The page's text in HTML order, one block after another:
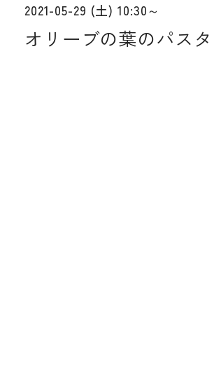
2021-05-29 (土) 10:30～
オリーブの葉のパスタ